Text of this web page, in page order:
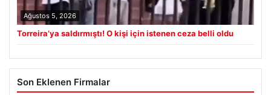
Ağustos 5, 2026
Torreira’ya saldırmıştı! O kişi için istenen ceza belli oldu
Son Eklenen Firmalar